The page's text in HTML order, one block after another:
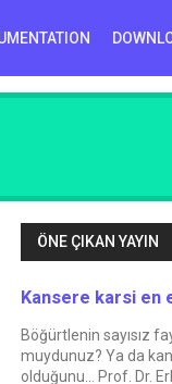
ÖNE ÇIKAN YAYIN
Kansere karsi en
Böğürtlenin sayısız
muydunuz? Ya da
olduğunu... Prof. Dr.